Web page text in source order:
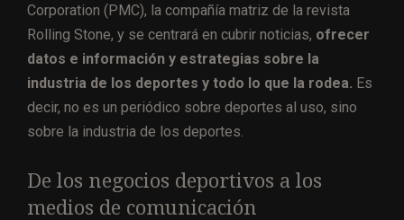
Corporation (PMC), la compañía matriz de la revista
Rolling Stone, y se centrará en cubrir noticias, ofrecer
datos e información y estrategias sobre la
industria de los deportes y todo lo que la rodea. Es
decir, no es un periódico sobre deportes al uso, sino
sobre la industria de los deportes.
De los negocios deportivos a los
medios de comunicación